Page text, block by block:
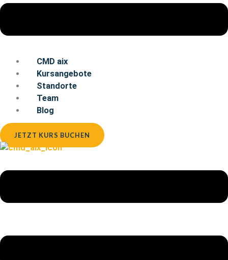
CMD aix
Kursangebote
Standorte
Team
Blog
JETZT KURS BUCHEN